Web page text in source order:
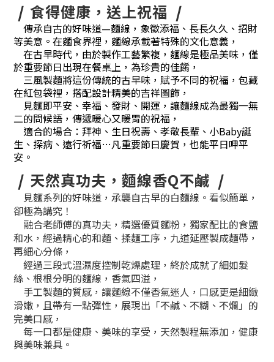
❘ 食得健康，送上祝福 ❘
傳承自古的好味道—麵線，象徵添福、長長久久、招財
等美意。在麵食界裡，麵線承載著特殊的文化意義，
在古早時代，由於製作工藝繁複，麵線是極品美味，僅
於重要節日出現在餐桌上，為珍貴的佳餚，
三風製麵將這份傳統的古早味，賦予不同的祝福，包藏
在紅包袋裡，搭配設計精美的吉祥圖飾，
見麵即平安、幸福、發財、開運，讓麵線成為最獨一無
二的問候語，傳遞暖心又暖胃的祝福，
適合的場合：拜神、生日祝壽、孝敬長輩、小Baby誕
生、探病、遠行祈福…凡重要節日慶賀，也能平日呷平
安。
❘ 天然真功夫，麵線香Q不鹹 ❘
見麵系列的好味道，承襲自古早的白麵線。看似簡單，
卻極為講究！
融合老師傅的真功夫，精選優質麵粉，獨家配比的食鹽
和水，經過精心的和麵、揉麵工序，九道延壓製成麵帶，
再細心分條，
經過三段式溫濕度控制乾燥處理，終於成就了細如髮
絲、根根分明的麵線，香氣四溢，
手工製麵的質感，讓麵線不僅香氣迷人，口感更是細緻
滑嫩，且帶有一點彈性，展現出「不鹹、不糊、不爛」的
完美口感，
每一口都是健康、美味的享受，天然製程無添加，健康
與美味兼具。